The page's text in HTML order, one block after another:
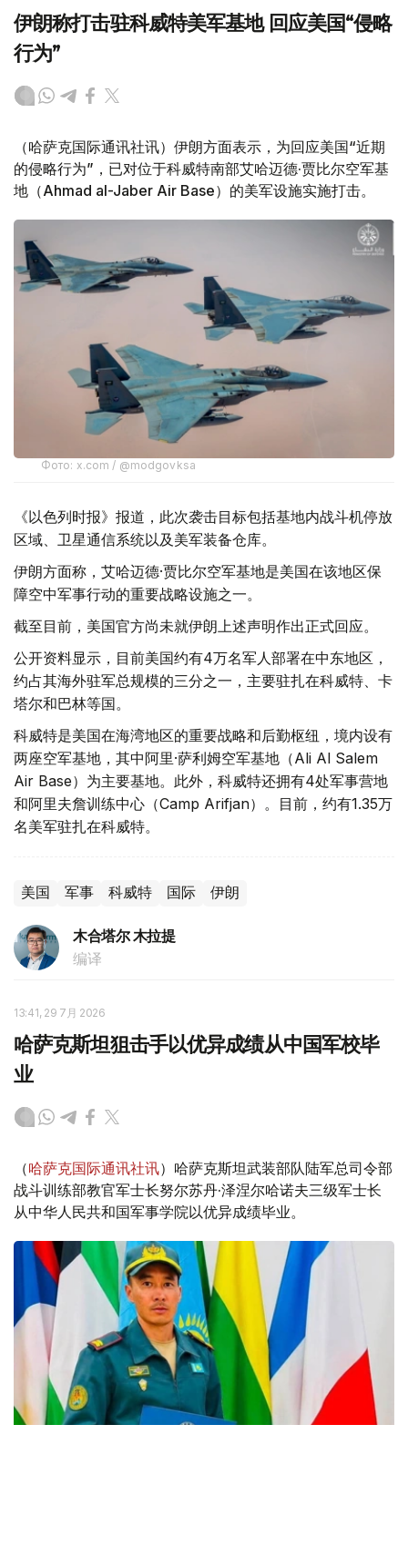
伊朗称打击驻科威特美军基地 回应美国“侵略
行为”
（哈萨克国际通讯社讯）伊朗方面表示，为回应美国“近期
的侵略行为”，已对位于科威特南部艾哈迈德·贾比尔空军基
地（Ahmad al-Jaber Air Base）的美军设施实施打击。
Фото: x.com / @modgovksa
《以色列时报》报道，此次袭击目标包括基地内战斗机停放
区域、卫星通信系统以及美军装备仓库。
伊朗方面称，艾哈迈德·贾比尔空军基地是美国在该地区保
障空中军事行动的重要战略设施之一。
截至目前，美国官方尚未就伊朗上述声明作出正式回应。
公开资料显示，目前美国约有4万名军人部署在中东地区，
约占其海外驻军总规模的三分之一，主要驻扎在科威特、卡
塔尔和巴林等国。
科威特是美国在海湾地区的重要战略和后勤枢纽，境内设有
两座空军基地，其中阿里·萨利姆空军基地（Ali Al Salem
Air Base）为主要基地。此外，科威特还拥有4处军事营地
和阿里夫詹训练中心（Camp Arifjan）。目前，约有1.35万
名美军驻扎在科威特。
美国 军事 科威特 国际 伊朗
木合塔尔 木拉提
编译
13:41, 29 7月 2026
哈萨克斯坦狙击手以优异成绩从中国军校毕
业
（哈萨克国际通讯社讯）哈萨克斯坦武装部队陆军总司令部
战斗训练部教官军士长努尔苏丹·泽涅尔哈诺夫三级军士长
从中华人民共和国军事学院以优异成绩毕业。